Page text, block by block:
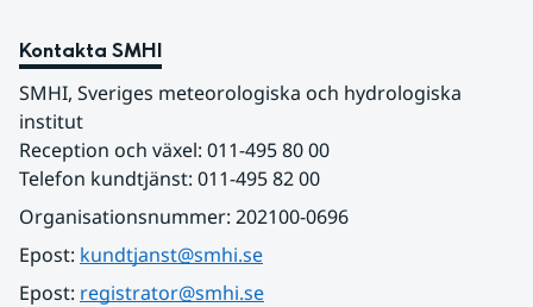
Kontakta SMHI
SMHI, Sveriges meteorologiska och hydrologiska
institut
Reception och växel: 011-495 80 00
Telefon kundtjänst: 011-495 82 00
Organisationsnummer: 202100-0696
Epost: kundtjanst@smhi.se
Epost: registrator@smhi.se